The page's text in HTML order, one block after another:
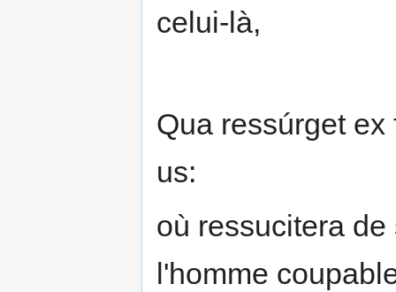
celui-là,
Qua ressúrget
us:
où ressucitera
l'homme